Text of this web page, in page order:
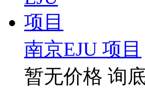
南京EJU 项目
暂无价格 询